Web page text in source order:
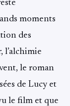
moments
des
l’alchimie
le roman
de Lucy et
le film et que